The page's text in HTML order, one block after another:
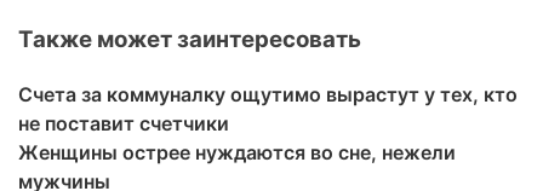
Также может заинтересовать
Счета за коммуналку ощутимо вырастут у тех, кто
не поставит счетчики
Женщины острее нуждаются во сне, нежели
мужчины